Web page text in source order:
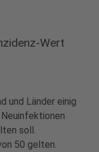
Wert
und Länder einig
soll.
50 gelten.